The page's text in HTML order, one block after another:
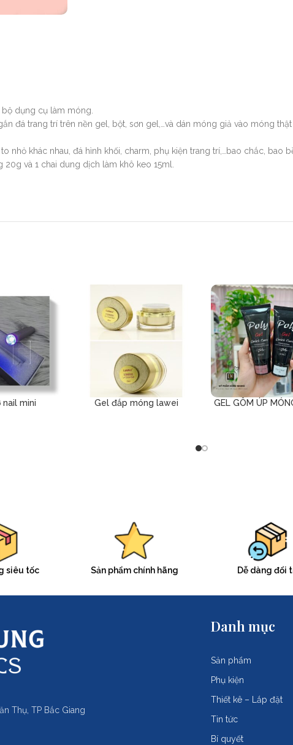
dụng cụ làm móng.
đá trang trí trên nền gel, bột, sơn gel,…và dán móng giả vào móng
nhỏ khác nhau, đá hình khối, charm, phụ kiện trang trí,…bao chắc, bao
và 1 chai dung dịch làm khô keo 15ml.
nail mini Gel đắp móng lawei GEL GÔM ÚP
siêu tốc Sản phẩm chính hãng Dễ dàng đổi
Thụ, TP Bắc Giang
Danh mục
Sản phẩm
Phụ kiện
Thiết kê – Lắp đặt
Tin tức
Bí quyết